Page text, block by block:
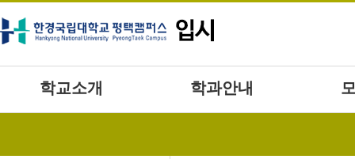
학교소개 학과안내